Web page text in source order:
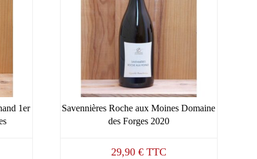
1er
Savennières Roche aux Moines Domaine
des Forges 2020
29,90 € TTC